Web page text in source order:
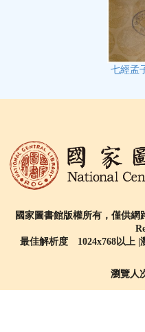
七經孟
國家圖書館版權所有，僅供
最佳解析度 1024x768以上 |
瀏覽人